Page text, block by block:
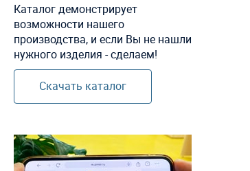
Каталог демонстрирует
возможности нашего
производства, и если Вы не нашли
нужного изделия - сделаем!
Скачать каталог